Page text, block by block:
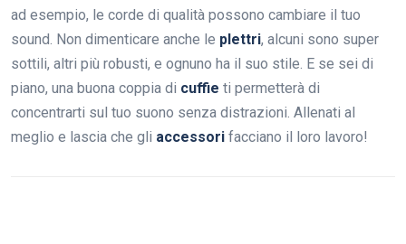
ad esempio, le corde di qualità possono cambiare il tuo
sound. Non dimenticare anche le plettri, alcuni sono super
sottili, altri più robusti, e ognuno ha il suo stile. E se sei di
piano, una buona coppia di cuffie ti permetterà di
concentrarti sul tuo suono senza distrazioni. Allenati al
meglio e lascia che gli accessori facciano il loro lavoro!